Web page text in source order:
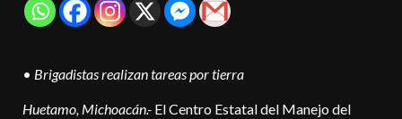
• Brigadistas realizan tareas por tierra
Huetamo, Michoacán.- El Centro Estatal del Manejo del